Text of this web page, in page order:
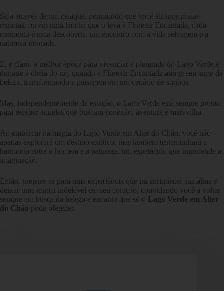
Seja através de um caiaque, permitindo que você alcance praias
remotas, ou em uma lancha que o leva à Floresta Encantada, cada
momento é uma descoberta, um encontro com a vida selvagem e a
natureza intocada.
E, é claro, a melhor época para vivenciar a plenitude do Lago Verde é
durante a cheia do rio, quando a Floresta Encantada atinge seu auge de
beleza, transformando a paisagem em um cenário de sonhos.
Mas, independentemente da estação, o Lago Verde está sempre pronto
para receber aqueles que buscam conexão, aventura e maravilha.
Ao embarcar na magia do Lago Verde em Alter do Chão, você não
apenas explorará um destino exótico, mas também testemunhará a
harmonia entre o homem e a natureza, um espetáculo que transcende a
imaginação.
Então, prepare-se para uma experiência que irá enriquecer sua alma e
deixar uma marca indelével em seu coração, convidando você a voltar
sempre em busca da beleza e encanto que só o Lago Verde em Alter
do Chão pode oferecer.